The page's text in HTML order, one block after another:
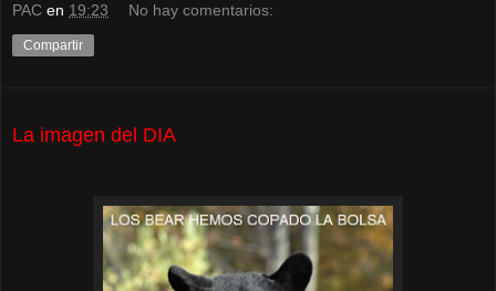
PAC en 19:23 No hay comentarios:
Compartir
La imagen del DIA